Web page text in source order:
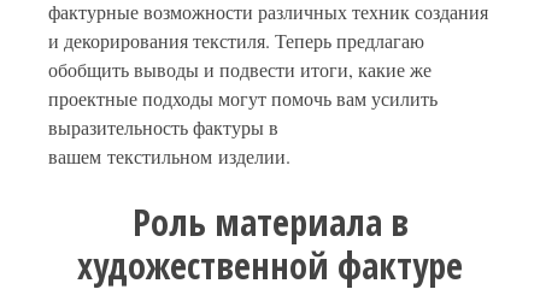
фактурные возможности различных техник создания
и декорирования текстиля. Теперь предлагаю
обобщить выводы и подвести итоги, какие же
проектные подходы могут помочь вам усилить
выразительность фактуры в
вашем текстильном изделии.
Роль материала в
художественной фактуре